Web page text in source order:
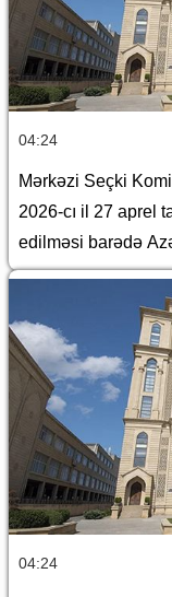
04:24
Mərkəzi Seçki
2026-cı il 27 aprel
edilməsi barədə
Komissiyasının
04:24